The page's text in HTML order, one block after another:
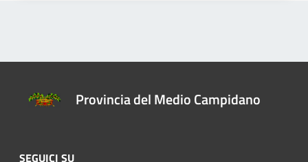
Provincia del Medio Campidano
SEGUICI SU